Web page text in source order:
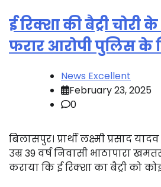
ई रिक्शा की बैट्री चोरी
फरार आरोपी पुलिस के
News Excellent
February 23, 2025
0
बिलासपुर। प्रार्थी लक्ष्मी प्रसाद
उम्र 39 वर्ष निवासी भाठापारा
कराया कि ई रिक्शा का बैट्री को